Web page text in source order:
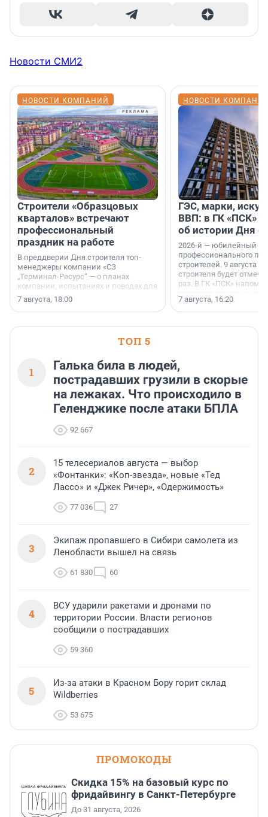
Новости СМИ2
НОВОСТИ КОМПАНИЙ
Строители «Образцовых
кварталов» встречают
профессиональный
праздник на работе
В преддверии Дня строителя топ-
менеджеры компании «СЗ
„Терминал-Ресурс“ — о планах
компании, испытаниях и поводах для
осторожного оптимизма.
7 августа, 18:00
НОВОСТИ
ГЭС, марки,
ВВП: в ГК «ПСК»
об истории Дня
2026-й — юбилейный
профессионального
строителей. 9 августа
строителя будет
раз. В ГК «ПСК»
поменялась роль
7 августа, 16:20
ТОП 5
1
Галька била в людей,
пострадавших грузили в скорые
на лежаках. Что происходило в
Геленджике после атаки БПЛА
92 667
2
15 телесериалов августа — выбор
«Фонтанки»: «Коп-звезда», новые «Тед
Лассо» и «Джек Ричер», «Одержимость»
77 036 27
3
Экипаж пропавшего в Сибири самолета из
Ленобласти вышел на связь
61 830 60
4
ВСУ ударили ракетами и дронами по
территории России. Власти регионов
сообщили о пострадавших
59 360
5
Из-за атаки в Красном Бору горит склад
Wildberries
53 675
ПРОМОКОДЫ
Скидка 15% на базовый курс по
фридайвингу в Санкт-Петербурге
До 31 августа, 2026